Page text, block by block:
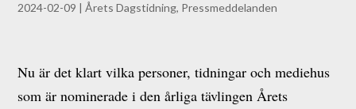
2024-02-09 |Årets Dagstidning, Pressmeddelanden
Nu är det klart vilka personer, tidningar och mediehus
som är nominerade i den årliga tävlingen Årets